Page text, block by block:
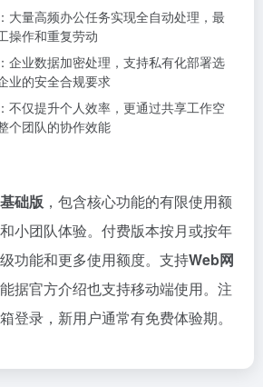
：大量高频办公任务实现全自动处理，最
操作和重复劳动
：企业数据加密处理，支持私有化部署选
业的安全合规要求
：不仅提升个人效率，更通过共享工作空
个团队的协作效能
础版 ，包含核心功能的有限使用额
小团队体验。付费版本按月或按年
功能和更多使用额度。支持Web网
据官方介绍也支持移动端使用。注
登录，新用户通常有免费体验期。